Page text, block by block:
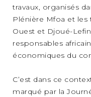
travaux, organisés
Plénière Mfoa et
Ouest et Djoué-
responsables
économiques du
C’est dans ce
marqué par la